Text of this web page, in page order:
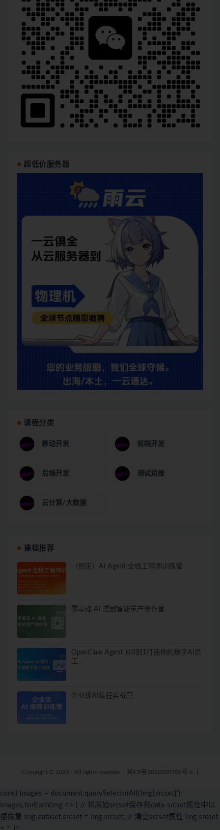
超低价服务器
课程分类
移动开发 前端开发
后端开发 测试运维
云计算/大数据
课程推荐
（预定）AI Agent 全栈工程师训练营
零基础 AI 漫剧智能量产创作营
OpenClaw Agent 从0到1打造你的数字AI员
企业级AI编程实战营
Copyright © 2021 - All rights reserved 冀ICP备2022000706号-6
const images = document.querySelectorAll('img[srcset]');
images.forEach(img => { // 将原始srcset保存到data-srcset属性中以
便恢复 img.dataset.srcset = img.srcset; // 清空srcset属性 img.srcset